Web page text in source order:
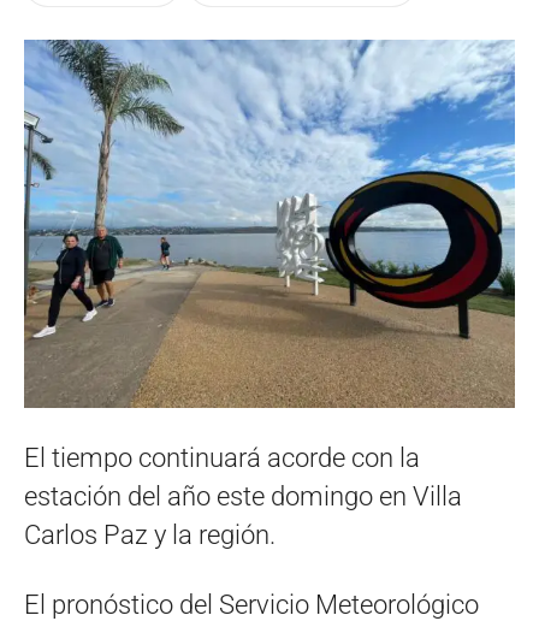
El tiempo continuará acorde con la
estación del año este domingo en Villa
Carlos Paz y la región.
El pronóstico del Servicio Meteorológico